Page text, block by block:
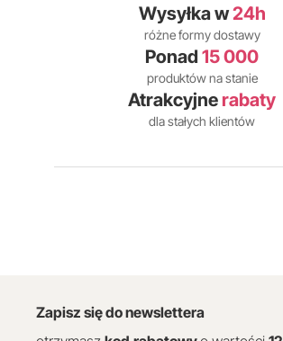
Wysyłka w24h
różne formy dostawy
Ponad 15 000
produktów na stanie
Atrakcyjne rabaty
dla stałych klientów
Zapisz się do newslettera